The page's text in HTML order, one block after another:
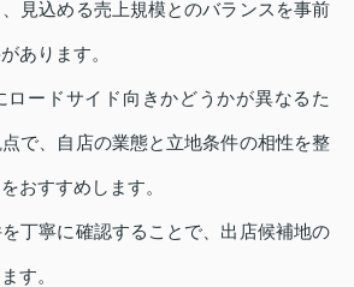
見込める売上規模とのバランスを事前
あります。
ロードサイド向きかどうかが異なるた
で、自店の業態と立地条件の相性を整
おすすめします。
丁寧に確認することで、出店候補地の
す。